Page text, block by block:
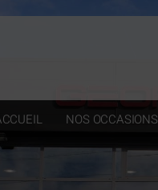
NOS OCCASIONS